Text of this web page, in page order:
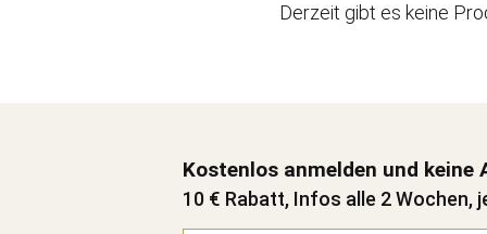
Derzeit gibt es keine
Kostenlos anmelden und keine
10 € Rabatt, Infos alle 2 Wochen,